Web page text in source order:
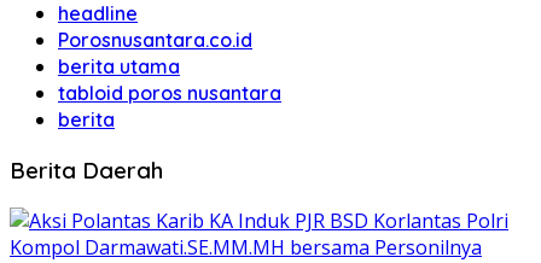
headline
Porosnusantara.co.id
berita utama
tabloid poros nusantara
berita
Berita Daerah